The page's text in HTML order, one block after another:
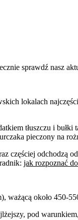
sprawdź nasz
lokalach
tłuszczu i
pieczony na
częściej odchodzą
jak rozpoznać
ważącą około
pod